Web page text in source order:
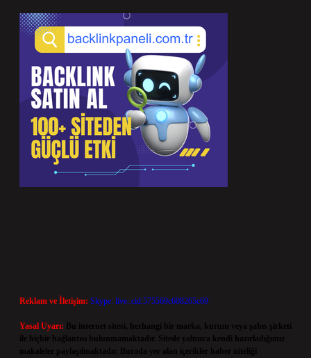
Reklam ve İletişim: Skype: live:.cid.575569c608265c69
Yasal Uyarı:
Bu internet sitesi, herhangi bir marka, kurum veya şahıs şirketi
ile hiçbir bağlantısı bulunmamaktadır. Sitede yalnızca kendi hazırladığımız
makaleler paylaşılmaktadır. Burada yer alan içerikler haber niteliği